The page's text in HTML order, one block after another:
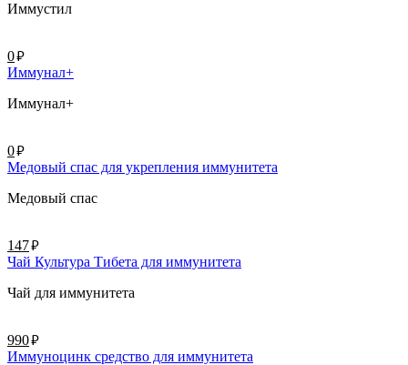
Иммустил
0руб.
Иммунал+
Иммунал+
0руб.
Медовый спас для укрепления иммунитета
Медовый спас
147руб.
Чай Культура Тибета для иммунитета
Чай для иммунитета
990руб.
Иммуноцинк средство для иммунитета